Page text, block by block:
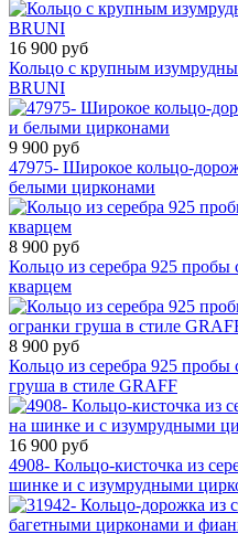
16 900 руб
Кольцо с крупным
BRUNI
9 900 руб
47975- Широкое кольцо-
белыми цирконами
8 900 руб
Кольцо из серебра 925
кварцем
8 900 руб
Кольцо из серебра 925
груша в стиле GRAFF
16 900 руб
4908- Кольцо-кисточка из
шинке и с изумрудными